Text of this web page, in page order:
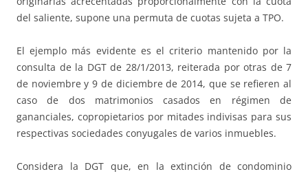
del saliente, supone una permuta de cuotas sujeta a TPO.
El ejemplo más evidente es el criterio mantenido por la
consulta de la DGT de 28/1/2013, reiterada por otras de 7
de noviembre y 9 de diciembre de 2014, que se refieren al
caso de dos matrimonios casados en régimen de
gananciales, copropietarios por mitades indivisas para sus
respectivas sociedades conyugales de varios inmuebles.
Considera la DGT que, en la extinción de condominio